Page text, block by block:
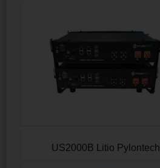
US2000B Litio Pylontech